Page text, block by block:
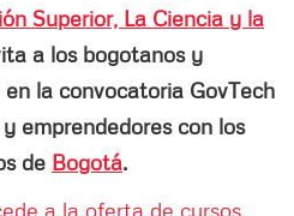
Superior, La Ciencia y la
a los bogotanos y
la convocatoria GovTech
emprendedores con los
de Bogotá.
a la oferta de cursos